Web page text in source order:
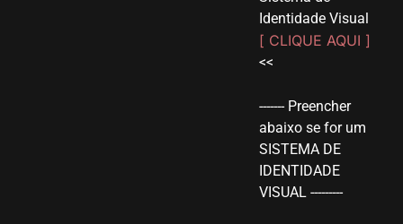
Identidade Visual
[ CLIQUE AQUI ]
<<
------- Preencher
abaixo se for um
SISTEMA DE
IDENTIDADE
VISUAL ---------